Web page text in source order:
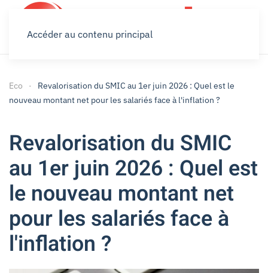
Accéder au contenu principal
Eco
Revalorisation du SMIC au 1er juin 2026 : Quel est le
nouveau montant net pour les salariés face à l'inflation ?
Revalorisation du SMIC
au 1er juin 2026 : Quel est
le nouveau montant net
pour les salariés face à
l'inflation ?